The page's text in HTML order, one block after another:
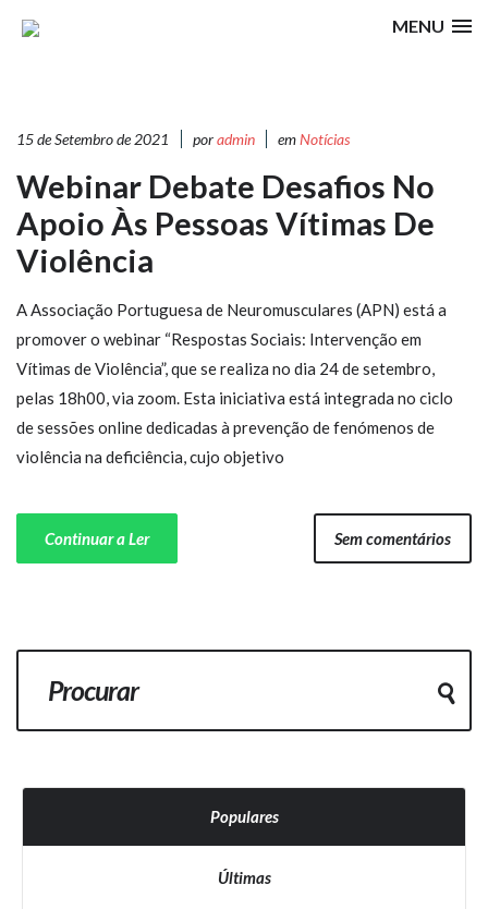
MENU
15 de Setembro de 2021 poradmin emNotícias
Webinar Debate Desafios No
Apoio Às Pessoas Vítimas De
Violência
A Associação Portuguesa de Neuromusculares (APN) está a
promover o webinar “Respostas Sociais: Intervenção em
Vítimas de Violência”, que se realiza no dia 24 de setembro,
pelas 18h00, via zoom. Esta iniciativa está integrada no ciclo
de sessões online dedicadas à prevenção de fenómenos de
violência na deficiência, cujo objetivo
Continuar a Ler Sem comentários
Populares
Últimas